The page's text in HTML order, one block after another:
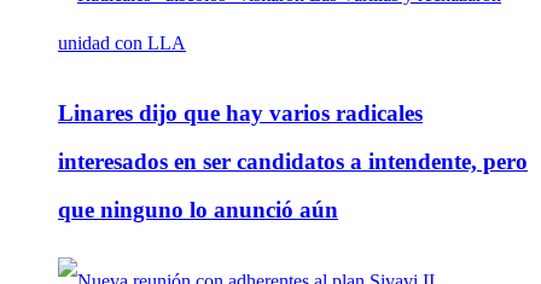
Linares dijo que hay varios radicales
interesados en ser candidatos a intendente, pero
que ninguno lo anunció aún